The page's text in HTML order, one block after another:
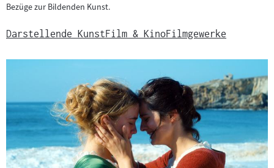
Bezüge zur Bildenden Kunst.
Darstellende KunstFilm & KinoFilmgewerke